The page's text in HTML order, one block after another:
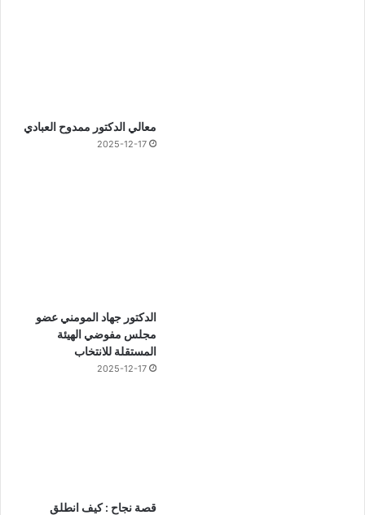
معالي الدكتور ممدوح العبادي
2025-12-17
الدكتور جهاد المومني عضو
مجلس مفوضي الهيئة
المستقلة للانتخاب
2025-12-17
قصة نجاح : كيف انطلق